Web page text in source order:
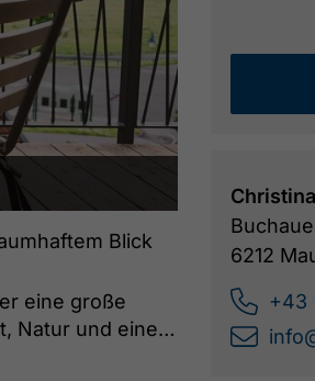
Blick
eine große
Natur und eine
6212
+43